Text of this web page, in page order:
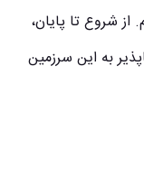
از شروع تا پایان،
به این سرزمین